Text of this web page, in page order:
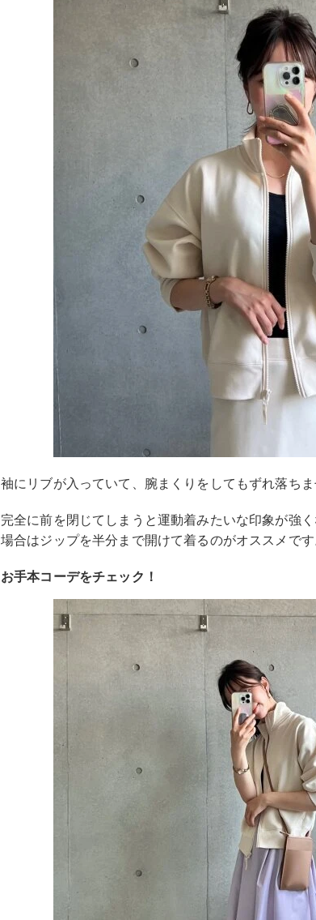
袖にリブが入っていて、腕まくりをしてもずれ落ちま
完全に前を閉じてしまうと運動着みたいな印象が強
場合はジップを半分まで開けて着るのがオススメです
お手本コーデをチェック！